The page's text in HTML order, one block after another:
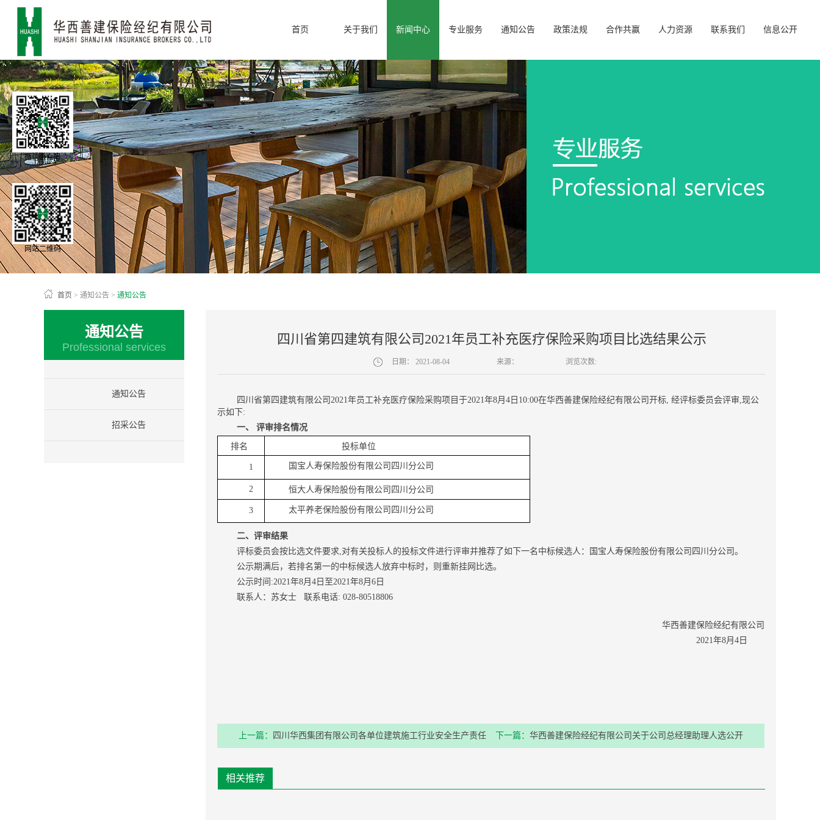
首页 关于我们 新闻中心 专业服务 通知公告 政策法规 合作共赢 人力资源 联系我们 信息公开
首页 > 通知公告 > 通知公告
通知公告
Professional services
通知公告
招采公告
四川省第四建筑有限公司2021年员工补充医疗保险采购项目比选结果公示
日期： 2021-08-04 来源： 浏览次数:
四川省第四建筑有限公司2021年员工补充医疗保险采购项目于2021年8月4日10:00在华西善建保险经纪有限公司开标, 经评标委员会评审,现公
示如下:
一、 评审排名情况
排名 投标单位
1 国宝人寿保险股份有限公司四川分公司
2 恒大人寿保险股份有限公司四川分公司
3 太平养老保险股份有限公司四川分公司
二、评审结果
评标委员会按比选文件要求,对有关投标人的投标文件进行评审并推荐了如下一名中标候选人：国宝人寿保险股份有限公司四川分公司。
公示期满后，若排名第一的中标候选人放弃中标时，则重新挂网比选。
公示时间:2021年8月4日至2021年8月6日
联系人：苏女士 联系电话: 028-80518806
华西善建保险经纪有限公司
2021年8月4日
上一篇： 四川华西集团有限公司各单位建筑施工行业安全生产责任 下一篇： 华西善建保险经纪有限公司关于公司总经理助理人选公开
相关推荐
网站二维码
微信公众号